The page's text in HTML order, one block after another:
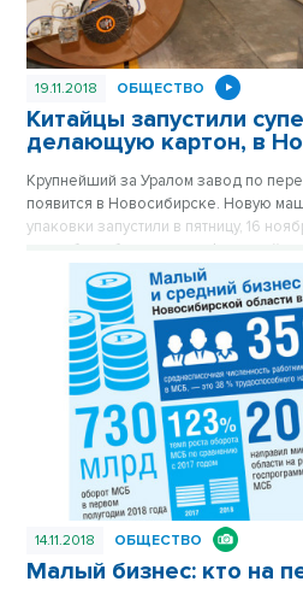
19.11.2018 ОБЩЕСТВО
Китайцы запустили
делающую картон, в
Крупнейший за Уралом завод по
появится в Новосибирске. Новую
упаковки запустили в пятницу, 16
способно обеспечить гофротарой
область, но и соседние районы.
14.11.2018 ОБЩЕСТВО
Малый бизнес: кто на